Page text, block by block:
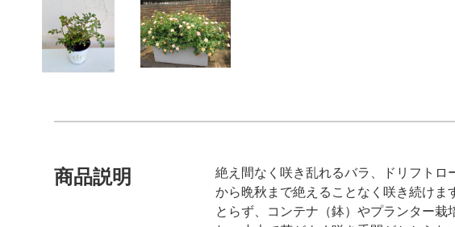
商品説明
絶え間なく咲き乱れるバラ、ドリフト
から晩秋まで絶えることなく咲き続け
とらず、コンテナ（鉢）やプランター